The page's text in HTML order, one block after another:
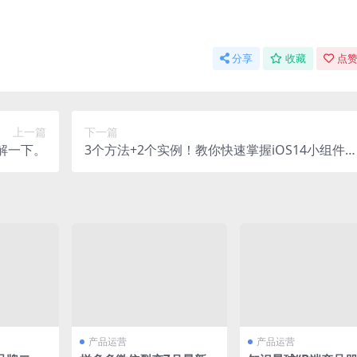
分享 收藏 点
上一篇
下。
下一篇
3个方法+2个实例！教你快速掌握iOS14小组件设
产品运营 产品运营